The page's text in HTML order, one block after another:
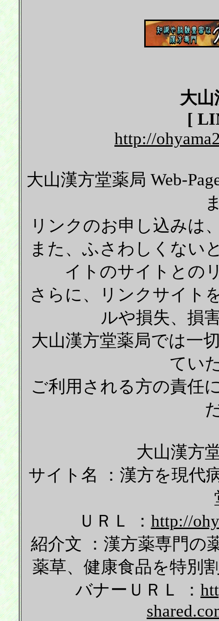
大山
[
http://
大山漢方堂薬局 Web-
リンクのお申し込みは
また、ふさわしくない
イトのサイトとの
さらに、リンクサイト
ルや損失、損
大山漢方堂薬局では一
てい
ご利用される方の責任
大山漢方
サイト名 ：漢方を現代
ＵＲＬ ： http://
紹介文 ：漢方薬専門の
薬草、健康食品を特別
バナーＵＲＬ ：